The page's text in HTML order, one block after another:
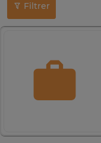
Filtrer